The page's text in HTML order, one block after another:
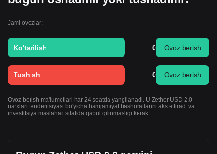
Jami ovozlar:
Ko'tarilish 0 Ovoz berish
Tushish 0 Ovoz berish
Ovoz berish ma'lumotlari har 24 soatda yangilanadi. U Zether USD 2.0
narxlari tendentsiyasi bo'yicha hamjamiyat bashoratlarini aks ettiradi va
investitsiya maslahati sifatida qabul qilinmasligi kerak.